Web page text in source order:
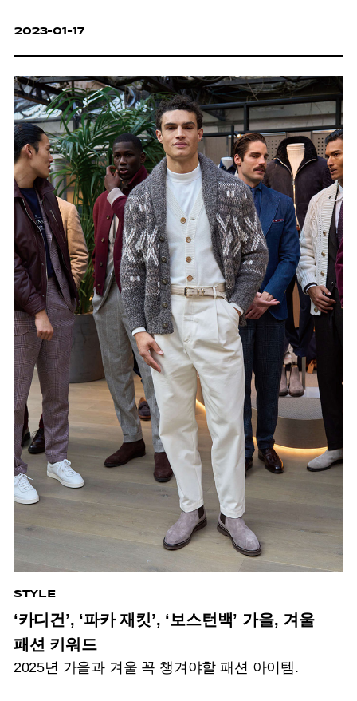
2023-01-17
STYLE
‘카디건’, ‘파카 재킷’, ‘보스턴백’ 가을, 겨울
패션 키워드
2025년 가을과 겨울 꼭 챙겨야할 패션 아이템.